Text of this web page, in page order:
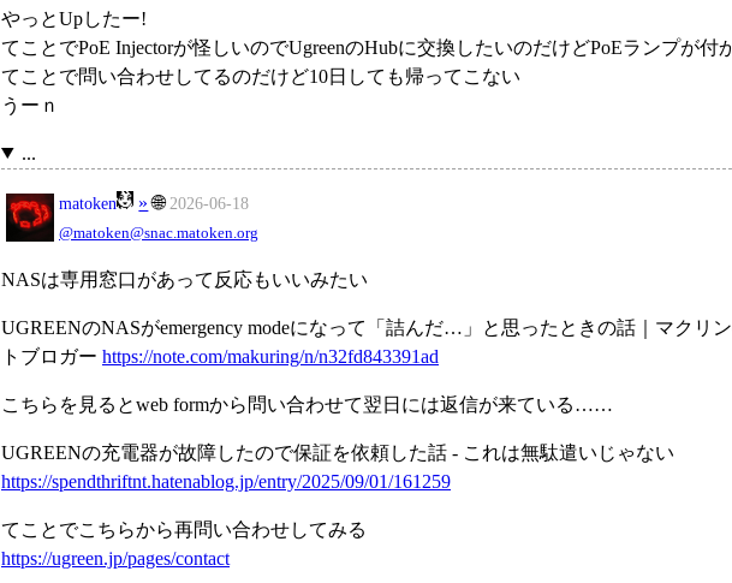
やっとUpしたー!
てことでPoE Injectorが怪しいのでUgreenのHubに交換したいのだけどPoEランプが付
てことで問い合わせしてるのだけど10日しても帰ってこない
うーｎ
...
matoken » 🌐 2026-06-18
@matoken@snac.matoken.org
NASは専用窓口があって反応もいいみたい
UGREENのNASがemergency modeになって「詰んだ…」と思ったときの話｜マクリ
トブロガー https://note.com/makuring/n/n32fd843391ad
こちらを見るとweb formから問い合わせて翌日には返信が来ている……
UGREENの充電器が故障したので保証を依頼した話 - これは無駄遣いじゃない
https://spendthriftnt.hatenablog.jp/entry/2025/09/01/161259
てことでこちらから再問い合わせしてみる
https://ugreen.jp/pages/contact